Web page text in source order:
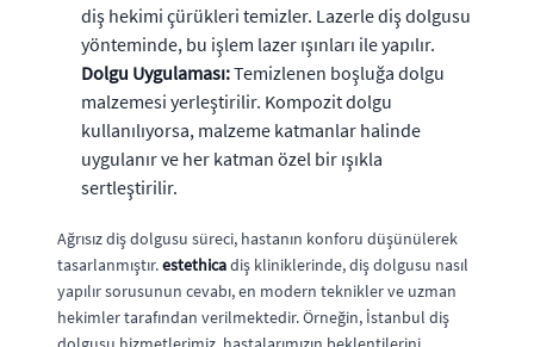
diş hekimi çürükleri temizler. Lazerle diş dolgusu
yönteminde, bu işlem lazer ışınları ile yapılır.
Dolgu Uygulaması:Temizlenen boşluğa dolgu
malzemesi yerleştirilir. Kompozit dolgu
kullanılıyorsa, malzeme katmanlar halinde
uygulanır ve her katman özel bir ışıkla
sertleştirilir.
Ağrısız diş dolgusu süreci, hastanın konforu düşünülerek
tasarlanmıştır.estethicadiş kliniklerinde, diş dolgusu nasıl
yapılır sorusunun cevabı, en modern teknikler ve uzman
hekimler tarafından verilmektedir. Örneğin, İstanbul diş